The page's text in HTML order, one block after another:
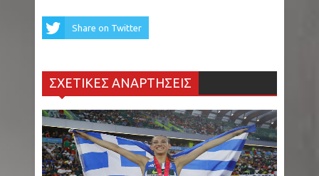
Share on Twitter
ΣΧΕΤΙΚΕΣ ΑΝΑΡΤΗΣΕΙΣ